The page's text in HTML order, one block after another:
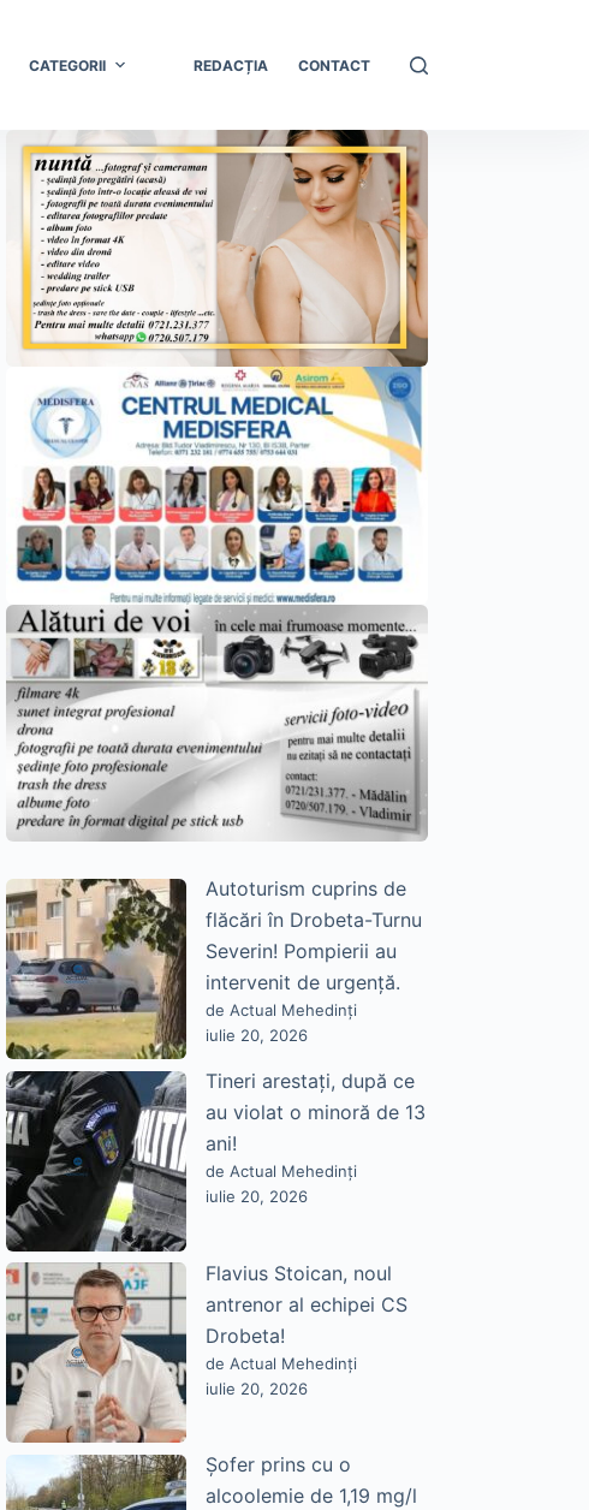
CATEGORII REDACȚIA CONTACT
Autoturism cuprins de
flăcări în Drobeta-Turnu
Severin! Pompierii au
intervenit de urgență.
de Actual Mehedinți
iulie 20, 2026
Tineri arestați, după ce
au violat o minoră de 13
ani!
de Actual Mehedinți
iulie 20, 2026
Flavius Stoican, noul
antrenor al echipei CS
Drobeta!
de Actual Mehedinți
iulie 20, 2026
Șofer prins cu o
alcoolemie de 1,19 mg/l